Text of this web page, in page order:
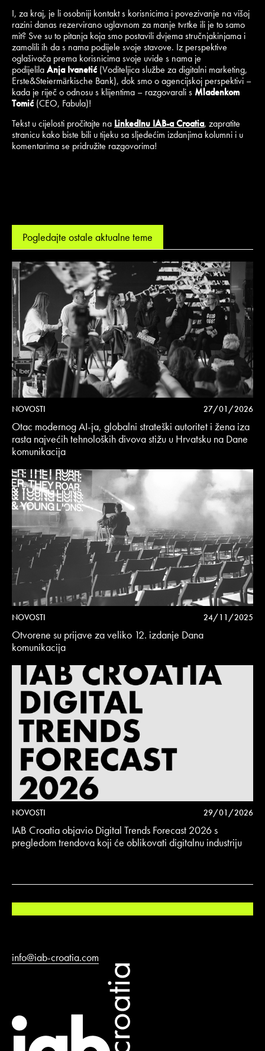
I, za kraj, je li osobniji kontakt s korisnicima i povezivanje na višoj
razini danas rezervirano uglavnom za manje tvrtke ili je to samo
mit? Sve su to pitanja koja smo postavili dvjema stručnjakinjama i
zamolili ih da s nama podijele svoje stavove. Iz perspektive
oglašivača prema korisnicima svoje uvide s nama je
podijelilaAnja Ivanetić (Voditeljica službe za digitalni marketing,
Erste&Steiermärkische Bank), dok smo o agencijskoj perspektivi –
kada je riječ o odnosu s klijentima – razgovarali s Mladenkom
Tomić (CEO, Fabula)!
Tekst u cijelosti pročitajte na LinkedInu IAB-a Croatia, zapratite
stranicu kako biste bili u tijeku sa sljedećim izdanjima kolumni i u
komentarima se pridružite razgovorima!
Pogledajte ostale aktualne teme
NOVOSTI 27/01/2026
Otac modernog AI-ja, globalni strateški autoritet i žena iza
rasta najvećih tehnoloških divova stižu u Hrvatsku na Dane
komunikacija
NOVOSTI 24/11/2025
Otvorene su prijave za veliko 12. izdanje Dana
komunikacija
NOVOSTI 29/01/2026
IAB Croatia objavio Digital Trends Forecast 2026 s
pregledom trendova koji će oblikovati digitalnu industriju
info@iab-croatia.com